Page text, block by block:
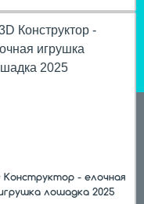
Конструктор - елочная
лошадка 2025
Пермь